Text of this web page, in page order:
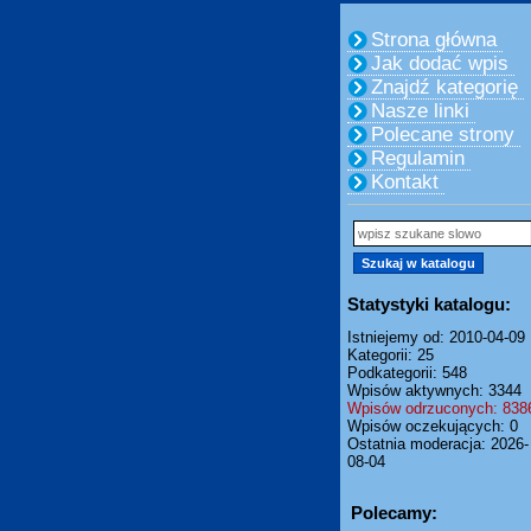
Strona główna
Jak dodać wpis
Znajdź kategorię
Nasze linki
Polecane strony
Regulamin
Kontakt
Statystyki katalogu:
Istniejemy od: 2010-04-09
Kategorii: 25
Podkategorii: 548
Wpisów aktywnych: 3344
Wpisów odrzuconych:
Wpisów oczekujących: 0
Ostatnia moderacja: 2026-
08-04
Polecamy: